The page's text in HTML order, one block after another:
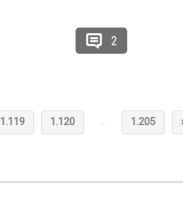
2
1.119 1.120 … 1.205